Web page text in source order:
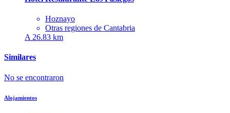
Hoznayo
Otras regiones de Cantabria
A 26.83 km
Similares
No se encontraron
Alojamientos